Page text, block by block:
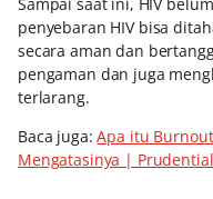
penyebaran HIV bisa
secara aman dan
pengaman dan juga
terlarang.
Baca juga:Apa itu
Mengatasinya |